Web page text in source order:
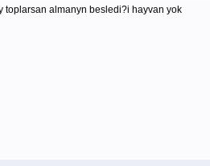
almanyn besledi?i hayvan yok